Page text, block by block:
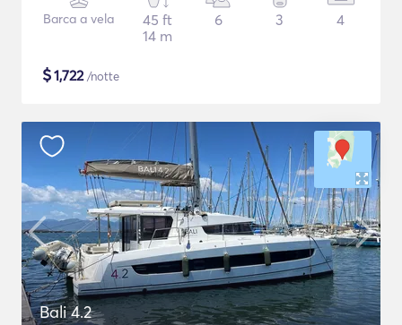
Barca a vela
45 ft
14 m
6 3 4
$1,722/notte
Bali 4.2